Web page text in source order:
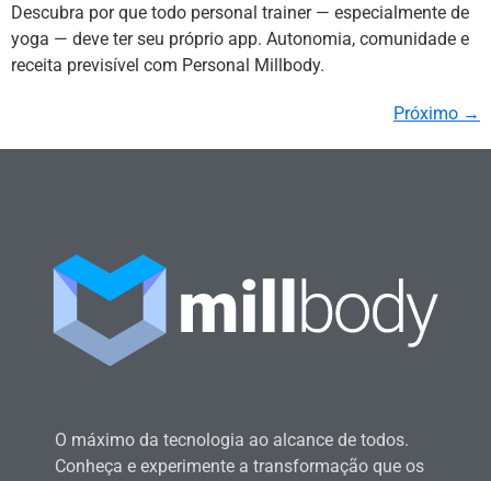
Descubra por que todo personal trainer — especialmente de
yoga — deve ter seu próprio app. Autonomia, comunidade e
receita previsível com Personal Millbody.
Próximo →
O máximo da tecnologia ao alcance de todos.
Conheça e experimente a transformação que os